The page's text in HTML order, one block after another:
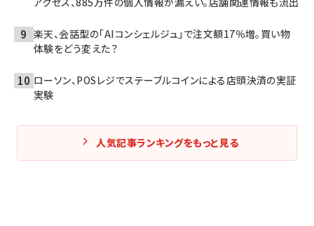
楽天、会話型の「AIコンシェルジュ」で注文額17％増。買い物
体験をどう変えた？
ローソン、POSレジでステーブルコインによる店頭決済の実証
実験
人気記事ランキングをもっと見る